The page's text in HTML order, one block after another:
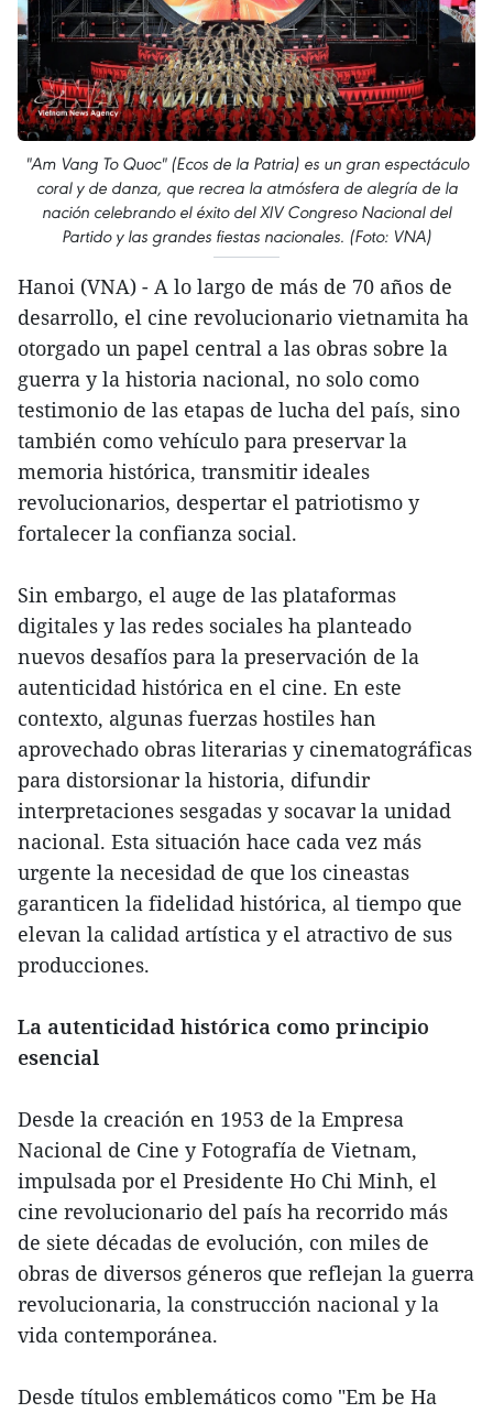
"Am Vang To Quoc" (Ecos de la Patria) es un gran espectáculo
coral y de danza, que recrea la atmósfera de alegría de la
nación celebrando el éxito del XIV Congreso Nacional del
Partido y las grandes fiestas nacionales. (Foto: VNA)
Hanoi (VNA) - A lo largo de más de 70 años de
desarrollo, el cine revolucionario vietnamita ha
otorgado un papel central a las obras sobre la
guerra y la historia nacional, no solo como
testimonio de las etapas de lucha del país, sino
también como vehículo para preservar la
memoria histórica, transmitir ideales
revolucionarios, despertar el patriotismo y
fortalecer la confianza social.
Sin embargo, el auge de las plataformas
digitales y las redes sociales ha planteado
nuevos desafíos para la preservación de la
autenticidad histórica en el cine. En este
contexto, algunas fuerzas hostiles han
aprovechado obras literarias y cinematográficas
para distorsionar la historia, difundir
interpretaciones sesgadas y socavar la unidad
nacional. Esta situación hace cada vez más
urgente la necesidad de que los cineastas
garanticen la fidelidad histórica, al tiempo que
elevan la calidad artística y el atractivo de sus
producciones.
La autenticidad histórica como principio
esencial
Desde la creación en 1953 de la Empresa
Nacional de Cine y Fotografía de Vietnam,
impulsada por el Presidente Ho Chi Minh, el
cine revolucionario del país ha recorrido más
de siete décadas de evolución, con miles de
obras de diversos géneros que reflejan la guerra
revolucionaria, la construcción nacional y la
vida contemporánea.
Desde títulos emblemáticos como "Em be Ha